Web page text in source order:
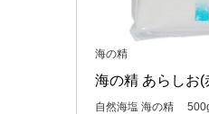
海の精
海の精 あらしお(
自然海塩 海の精